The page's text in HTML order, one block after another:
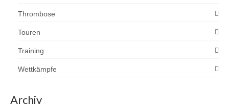
Thrombose
Touren
Training
Wettkämpfe
Archiv